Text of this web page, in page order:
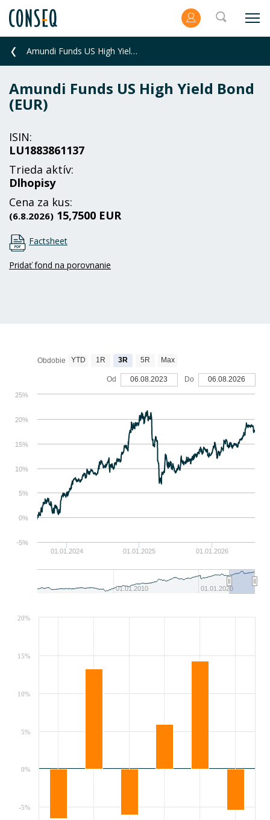
Amundi Funds US High Yield Bond (EUR)
Amundi Funds US High Yield Bond
(EUR)
ISIN:
LU1883861137
Trieda aktív:
Dlhopisy
Cena za kus:
(6.8.2026) 15,7500 EUR
Factsheet
Pridať fond na porovnanie
01.01.2024 01.01.2025 01.01.2026
01.01.2010 01.01.2020
-5%
0%
5%
10%
15%
20%
25%
Obdobie YTD 1R 3R 5R Max
Od 06.08.2023 Do 06.08.2026
-5%
0%
5%
10%
15%
20%